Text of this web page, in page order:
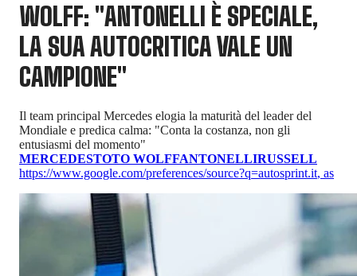
WOLFF: "ANTONELLI È SPECIALE,
LA SUA AUTOCRITICA VALE UN
CAMPIONE"
Il team principal Mercedes elogia la maturità del leader del
Mondiale e predica calma: "Conta la costanza, non gli
entusiasmi del momento"
MERCEDESTOTO WOLFFANTONELLIRUSSELL
https://www.google.com/preferences/source?q=autosprint.it, as